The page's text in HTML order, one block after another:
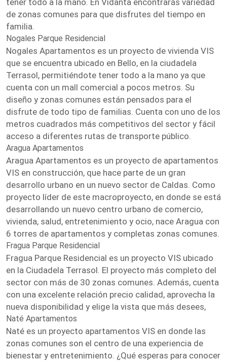
tener todo a la mano. En Vidanta encontrarás variedad
de zonas comunes para que disfrutes del tiempo en
familia.
Nogales Parque Residencial
Nogales Apartamentos es un proyecto de vivienda VIS
que se encuentra ubicado en Bello, en la ciudadela
Terrasol, permitiéndote tener todo a la mano ya que
cuenta con un mall comercial a pocos metros. Su
diseño y zonas comunes están pensados para el
disfrute de todo tipo de familias. Cuenta con uno de los
metros cuadrados más competitivos del sector y fácil
acceso a diferentes rutas de transporte público.
Aragua Apartamentos
Aragua Apartamentos es un proyecto de apartamentos
VIS en construcción, que hace parte de un gran
desarrollo urbano en un nuevo sector de Caldas. Como
proyecto líder de este macroproyecto, en donde se está
desarrollando un nuevo centro urbano de comercio,
vivienda, salud, entretenimiento y ocio, nace Aragua con
6 torres de apartamentos y completas zonas comunes.
Fragua Parque Residencial
Fragua Parque Residencial es un proyecto VIS ubicado
en la Ciudadela Terrasol. El proyecto más completo del
sector con más de 30 zonas comunes. Además, cuenta
con una excelente relación precio calidad, aprovecha la
nueva disponibilidad y elige la vista que más desees,
Naté Apartamentos
Naté es un proyecto apartamentos VIS en donde las
zonas comunes son el centro de una experiencia de
bienestar y entretenimiento. ¿Qué esperas para conocer